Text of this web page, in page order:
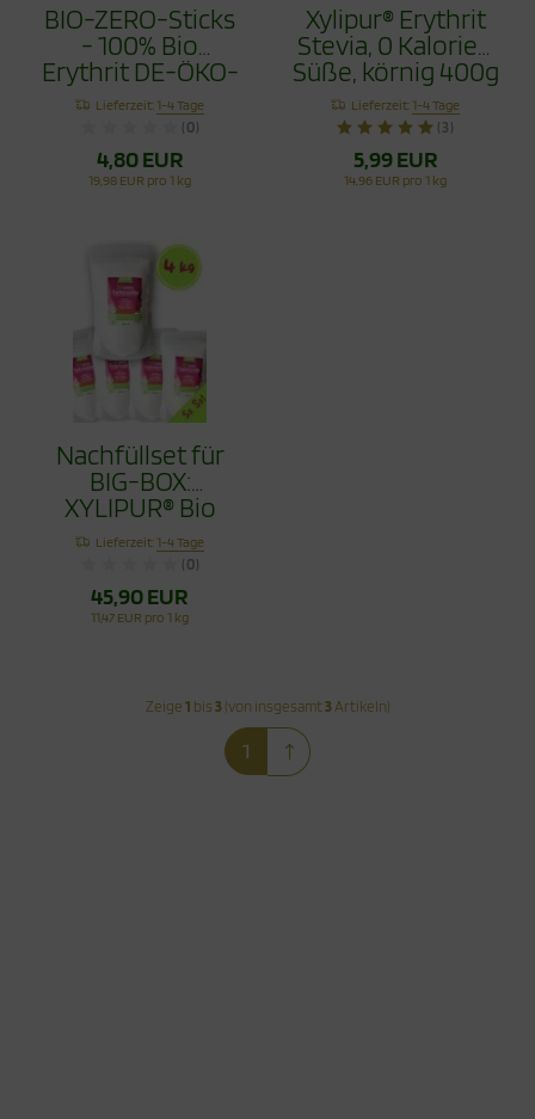
BIO-ZERO-Sticks
- 100% Bio
Erythrit DE-ÖKO-
037 XYLIPUR®
120g
Lieferzeit:1-4 Tage
(0)
4,80 EUR
19,98 EUR pro 1 kg
Xylipur® Erythrit
Stevia, 0 Kalorien
Süße, körnig 400g
Lieferzeit:1-4 Tage
(3)
5,99 EUR
14,96 EUR pro 1 kg
Nachfüllset für
BIG-BOX:
XYLIPUR® Bio
Zero Erythrit 4 Kg
Lieferzeit:1-4 Tage
(0)
45,90 EUR
11,47 EUR pro 1 kg
Zeige 1 bis 3(von insgesamt3Artikeln)
1